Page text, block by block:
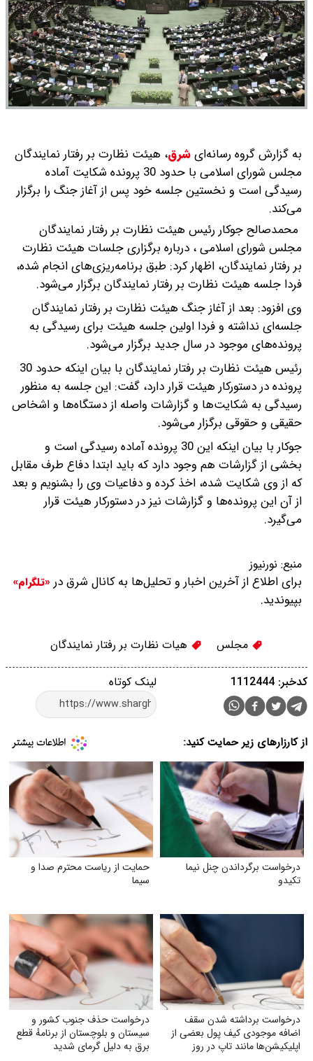
به گزارش گروه رسانه‌ایشرق، هیئت نظارت بر رفتار نمایندگان
مجلس شورای اسلامی با حدود 30 پرونده شکایت آماده
رسیدگی است و نخستین جلسه خود پس از آغاز جنگ را برگزار
می‌کند.
محمدصالح جوکار رئیس هیئت نظارت بر رفتار نمایندگان
مجلس شورای اسلامی ، درباره برگزاری جلسات هیئت نظارت
بر رفتار نمایندگان، اظهار کرد: طبق برنامه‌ریزی‌های انجام شده،
فردا جلسه هیئت نظارت بر رفتار نمایندگان برگزار می‌شود.
وی افزود: بعد از آغاز جنگ هیئت نظارت بر رفتار نمایندگان
جلسه‌ای نداشته و فردا اولین جلسه هیئت برای رسیدگی به
پرونده‌های موجود در سال جدید برگزار می‌شود.
رئیس هیئت نظارت بر رفتار نمایندگان با بیان اینکه حدود 30
پرونده در دستورکار هیئت قرار دارد، گفت: این جلسه به منظور
رسیدگی به شکایت‌ها و گزارشات واصله از دستگاه‌ها و اشخاص
حقیقی و حقوقی برگزار می‌شود.
جوکار با بیان اینکه این 30 پرونده آماده رسیدگی است و
بخشی از گزارشات هم وجود دارد که باید ابتدا دفاع طرف مقابل
که از وی شکایت شده، اخذ کرده و دفاعیات وی را بشنویم و بعد
از آن این پرونده‌ها و گزارشات نیز در دستورکار هیئت قرار
می‌گیرد.
منبع: نورنیوز
برای اطلاع از آخرین اخبار و تحلیل‌ها به کانال شرق در «تلگرام»
بپیوندید.
مجلس هیات نظارت بر رفتار نمایندگان
لینک کوتاه کدخبر: 1112444
از کارزارهای زیر حمایت کنید:
درخواست برگرداندن چنل نیما
تکیدو
حمایت از ریاست محترم صدا و
سیما
درخواست برداشته شدن سقف
اضافه‌ موجودی کیف پول بعضی از
اپلیکیشن‌ها مانند تاپ در روز
درخواست حذف جنوب کشور و
سیستان و بلوچستان از برنامهٔ قطع
برق به دلیل گرمای شدید